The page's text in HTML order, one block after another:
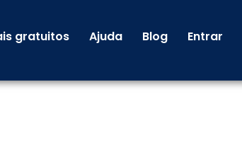
gratuitos Ajuda Blog Entrar